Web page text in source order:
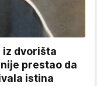
iz dvorišta
prestao da
istina